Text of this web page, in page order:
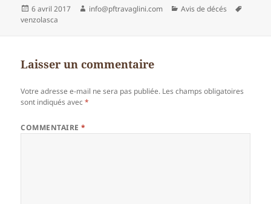
Publié
le
6 avril 2017 Auteur
info@pftravaglini.com Catégories
Avis de décés
venzolasca
Laisser un commentaire
Votre adresse e-mail ne sera pas publiée. Les champs obligatoires
sont indiqués avec*
COMMENTAIRE*